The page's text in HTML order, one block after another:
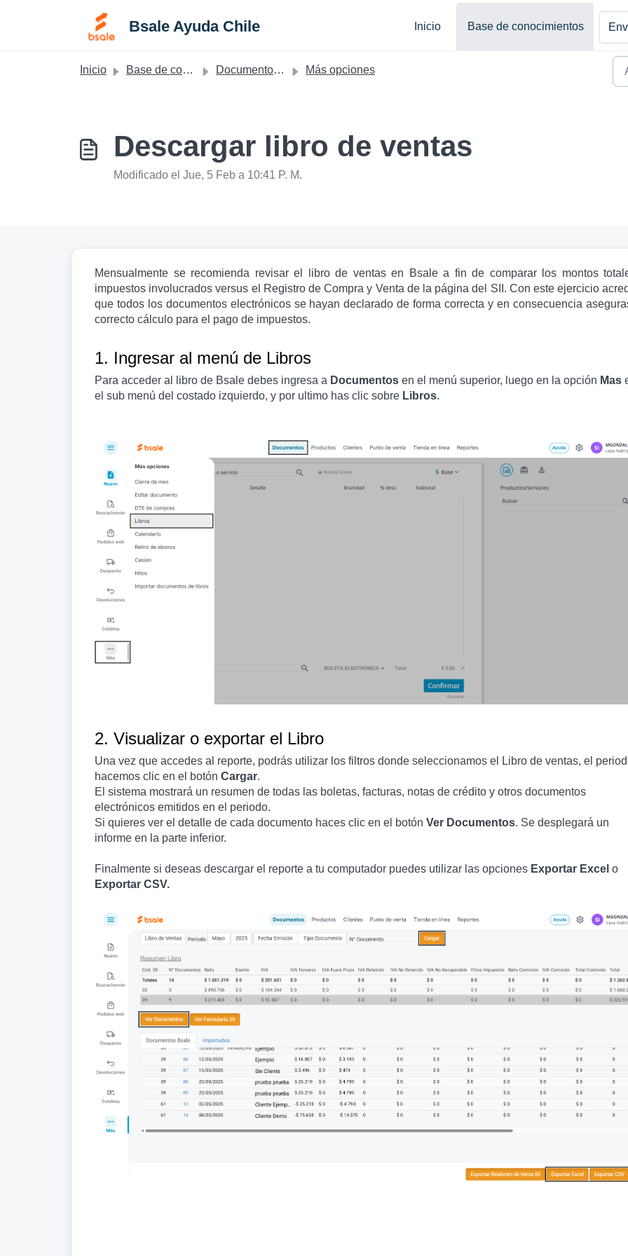
Bsale Ayuda Chile Inicio Base de conocimientos
Inicio Base de conocimientos Documentos - Chile Más opciones
Descargar libro de ventas
Modificado el Jue, 5 Feb a 10:41 P. M.
Mensualmente se recomienda revisar el libro de ventas en Bsale a fin de comparar los montos
impuestos involucrados versus el Registro de Compra y Venta de la página del SII. Con este ejercicio
que todos los documentos electrónicos se hayan declarado de forma correcta y en consecuencia
correcto cálculo para el pago de impuestos.
1. Ingresar al menú de Libros
Para acceder al libro de Bsale debes ingresa a Documentos en el menú superior, luego en la opción Mas
el sub menú del costado izquierdo, y por ultimo has clic sobre Libros.
2. Visualizar o exportar el Libro
Una vez que accedes al reporte, podrás utilizar los filtros donde seleccionamos el Libro de ventas, el
hacemos clic en el botón Cargar.
El sistema mostrará un resumen de todas las boletas, facturas, notas de crédito y otros documentos
electrónicos emitidos en el periodo.
Si quieres ver el detalle de cada documento haces clic en el botón Ver Documentos. Se desplegará un
informe en la parte inferior.
Finalmente si deseas descargar el reporte a tu computador puedes utilizar las opciones Exportar Excel o
Exportar CSV.